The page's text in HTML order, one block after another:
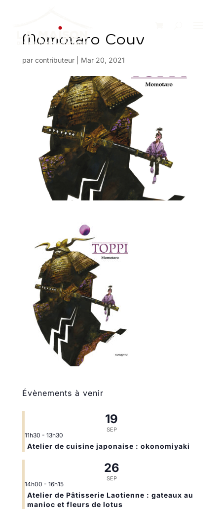
Momotaro Couv
par contributeur| Mar 20, 2021
Évènements à venir
19
SEP
11h30 - 13h30
Atelier de cuisine japonaise : okonomiyaki
26
SEP
14h00 - 16h15
Atelier de Pâtisserie Laotienne : gateaux au
manioc et fleurs de lotus